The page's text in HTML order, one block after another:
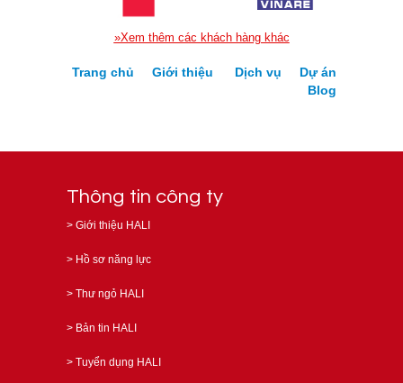
»Xem thêm các khách hàng khác
Trang chủ Giới thiệu Dịch vụ
Dự án
Blog
Thông tin công ty
> Giới thiệu HALI
> Hồ sơ năng lực
> Thư ngỏ HALI
> Bản tin HALI
> Tuyển dụng HALI